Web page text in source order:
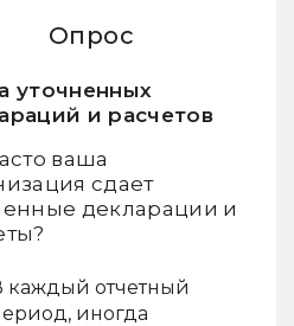
Опрос
уточненных
и расчетов
ваша
сдает
декларации и
каждый отчетный
иногда